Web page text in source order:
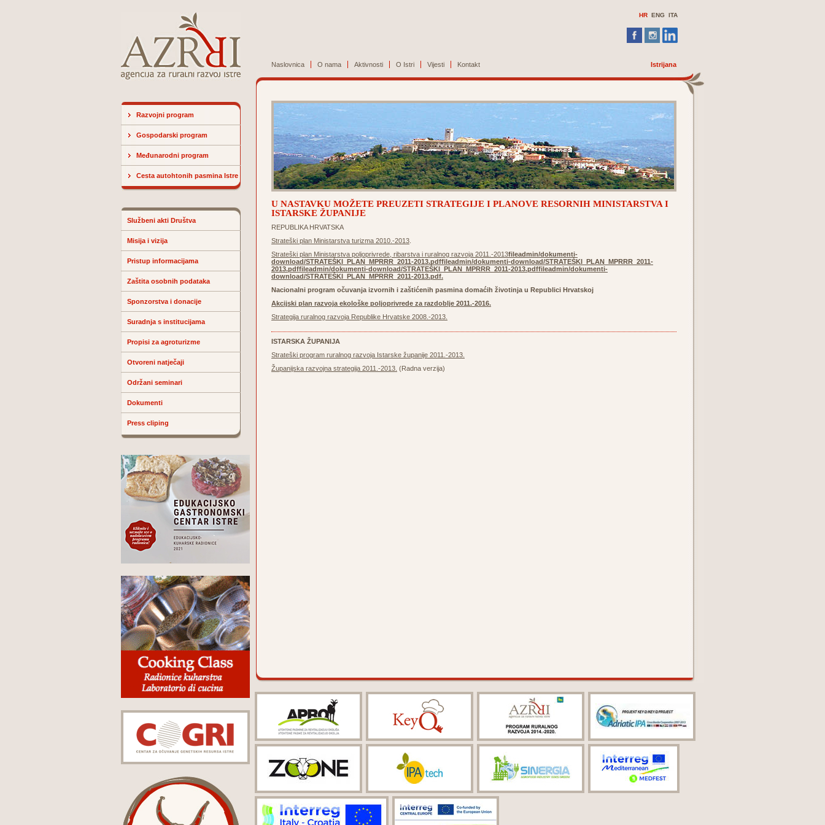
HR ENG ITA
Naslovnica O nama Aktivnosti O Istri Vijesti Kontakt Istrijana
Razvojni program
Gospodarski program
Međunarodni program
Cesta autohtonih pasmina Istre
Službeni akti Društva
Misija i vizija
Pristup informacijama
Zaštita osobnih podataka
Sponzorstva i donacije
Suradnja s institucijama
Propisi za agroturizme
Otvoreni natječaji
Održani seminari
Dokumenti
Press cliping
U NASTAVKU MOŽETE PREUZETI STRATEGIJE I PLANOVE RESORNIH MINISTARSTVA I
ISTARSKE ŽUPANIJE
REPUBLIKA HRVATSKA
Strateški plan Ministarstva turizma 2010.-2013
Strateški plan Ministarstva poljoprivrede, ribarstva i ruralnog razvoja 2011.-2013fileadmin/dokumenti-
download/STRATEŠKI_PLAN_MPRRR_2011-2013.pdffileadmin/dokumenti-download/STRATEŠKI_PLAN_MPRRR_2011-
2013.pdffileadmin/dokumenti-download/STRATEŠKI_PLAN_MPRRR_2011-2013.pdffileadmin/dokumenti-
download/STRATEŠKI_PLAN_MPRRR_2011-2013.pdf.
Nacionalni program očuvanja izvornih i zaštićenih pasmina domaćih životinja u Republici Hrvatskoj
Akcijski plan razvoja ekološke poljoprivrede za razdoblje 2011.-2016.
Strategija ruralnog razvoja Republike Hrvatske 2008.-2013.
ISTARSKA ŽUPANIJA
Strateški program ruralnog razvoja Istarske županije 2011.-2013.
Županijska razvojna strategija 2011.-2013. (Radna verzija)